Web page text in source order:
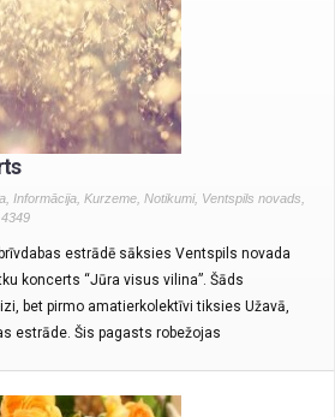
Informācija Kurzeme Notikumi, Ventspils novads
estrādē sāksies Ventspils novada
koncerts “Jūra visus vilina”. Šāds
bet pirmo amatierkolektīvi tiksies Užavā,
estrāde. Šis pagasts robežojas